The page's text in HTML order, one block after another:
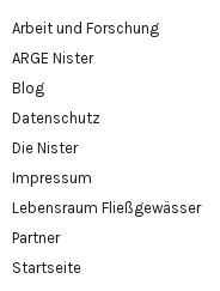
Arbeit und Forschung
ARGE Nister
Blog
Datenschutz
Die Nister
Impressum
Lebensraum Fließgewässer
Partner
Startseite